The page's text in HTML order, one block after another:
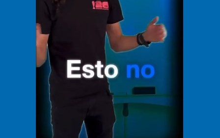
Vive USA
Clase
De 10 sports
DeDinero
Confabulario